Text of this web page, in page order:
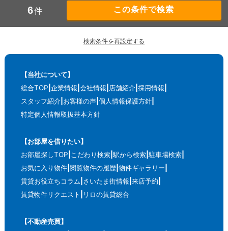
6件
検索条件を再設定する
【当社について】
総合TOP 企業情報 会社情報 店舗紹介 採用情報
スタッフ紹介 お客様の声 個人情報保護方針
特定個人情報取扱基本方針
【お部屋を借りたい】
お部屋探しTOP こだわり検索 駅から検索 駐車場検索
お気に入り物件 閲覧物件の履歴 物件ギャラリー
賃貸お役立ちコラム さいたま街情報 来店予約
賃貸物件リクエスト
リロの賃貸総合
【不動産売買】